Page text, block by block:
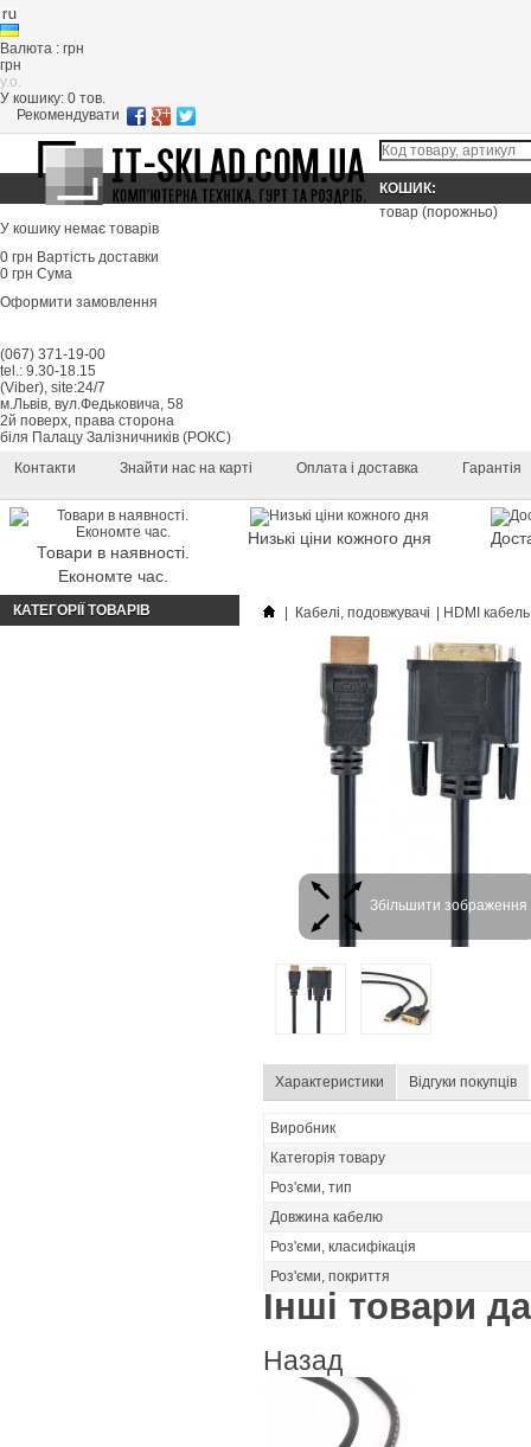
Валюта : грн
грн
y.o.
У кошику: 0 тов.
Рекомендувати
КОШИК:
товар (порожньо)
У кошику немає товарів
0 грн Вартість доставки
0 грн Сума
Оформити замовлення
(067) 371-19-00
tel.: 9.30-18.15
(Viber), site:24/7
м.Львів, вул.Федьковича, 58
2й поверх, права сторона
біля Палацу Залізничників (РОКС)
Контакти
Знайти нас на карті Оплата і доставка Гарантія
Товари в наявності.
Економте час.
Низькі ціни кожного дня
КАТЕГОРІЇ ТОВАРІВ Кабелі, подовжувачі HDMI кабель
Збільшити зображення
Характеристики Відгуки покупців
Виробник
Категорія товару
Роз'єми, тип
Довжина кабелю
Роз'єми, класифікація
Роз'єми, покриття
Інші товари
Назад